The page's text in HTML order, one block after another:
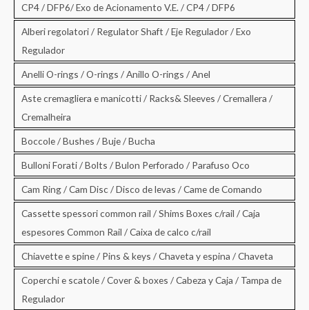
CP4 / DFP6/ Exo de Acionamento V.E. / CP4 / DFP6
Alberi regolatori / Regulator Shaft / Eje Regulador / Exo
Regulador
Anelli O-rings / O-rings / Anillo O-rings / Anel
Aste cremagliera e manicotti / Racks& Sleeves / Cremallera /
Cremalheira
Boccole / Bushes / Buje / Bucha
Bulloni Forati / Bolts / Bulon Perforado / Parafuso Oco
Cam Ring / Cam Disc / Disco de levas / Came de Comando
Cassette spessori common rail / Shims Boxes c/rail / Caja
espesores Common Rail / Caixa de calco c/rail
Chiavette e spine / Pins & keys / Chaveta y espina / Chaveta
Coperchi e scatole / Cover & boxes / Cabeza y Caja / Tampa de
Regulador